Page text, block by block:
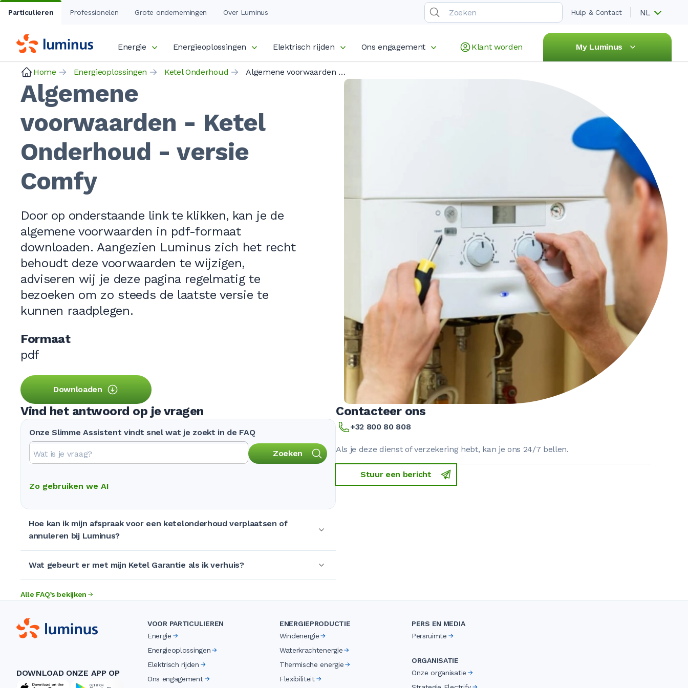
Particulieren Professionelen Grote ondernemingen Over Luminus Hulp & Contact NL
Energie Energieoplossingen Elektrisch rijden Ons engagement Klant worden My Luminus
Home Energieoplossingen Ketel Onderhoud Algemene voorwaarden - Ketel Onderhoud - versie Comfy
Algemene
voorwaarden - Ketel
Onderhoud - versie
Comfy
Door op onderstaande link te klikken, kan je de
algemene voorwaarden in pdf-formaat
downloaden. Aangezien Luminus zich het recht
behoudt deze voorwaarden te wijzigen,
adviseren wij je deze pagina regelmatig te
bezoeken om zo steeds de laatste versie te
kunnen raadplegen.
Formaat
pdf
Downloaden
Vind het antwoord op je vragen
Onze Slimme Assistent vindt snel wat je zoekt in de FAQ
Zoeken
Zo gebruiken we AI
Hoe kan ik mijn afspraak voor een ketelonderhoud verplaatsen of
annuleren bij Luminus?
Wat gebeurt er met mijn Ketel Garantie als ik verhuis?
Alle FAQ’s bekijken
Contacteer ons
+32 800 80 808
Als je deze dienst of verzekering hebt, kan je ons 24/7 bellen.
Stuur een bericht
DOWNLOAD ONZE APP OP
VOOR PARTICULIEREN
Energie
Energieoplossingen
Elektrisch rijden
Ons engagement
ENERGIEPRODUCTIE
Windenergie
Waterkrachtenergie
Thermische energie
Flexibiliteit
PERS EN MEDIA
Persruimte
ORGANISATIE
Onze organisatie